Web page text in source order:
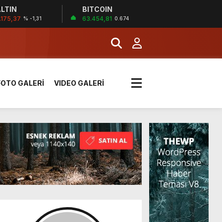
% -1,31
BITCOIN
63.454,81 0.674
GALERİ VIDEO GALERİ